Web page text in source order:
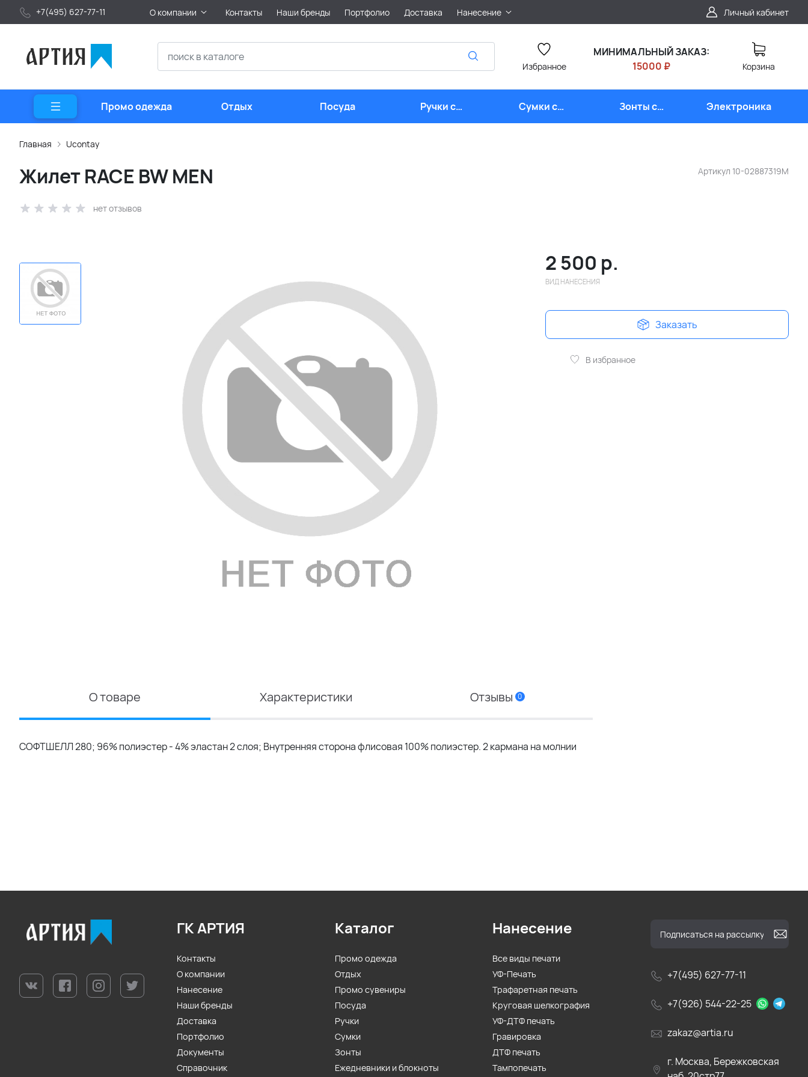
+7(495) 627-77-11 О компании Контакты Наши бренды Портфолио Доставка Нанесение Личный кабинет
Избранное
МИНИМАЛЬНЫЙ ЗАКАЗ:
15000 ₽
Корзина
Промо одежда Отдых Посуда
Ручки с
логотипом
Сумки с
логотипом
Зонты с
логотипом
Электроника
Главная Ucontay
Артикул 10-02887319M
Жилет RACE BW MEN
нет отзывов
2 500 р.
ВИД НАНЕСЕНИЯ
Заказать
В избранное
О товаре Характеристики Отзывы 0
СОФТШЕЛЛ 280; 96% полиэстер - 4% эластан 2 слоя; Внутренняя сторона флисовая 100% полиэстер. 2 кармана на молнии
+7(495) 627-77-11
+7(926) 544-22-25
zakaz@artia.ru
г. Москва, Бережковская
ГК АРТИЯ
Контакты
О компании
Нанесение
Наши бренды
Доставка
Портфолио
Документы
Справочник
Каталог
Промо одежда
Отдых
Промо сувениры
Посуда
Ручки
Сумки
Зонты
Ежедневники и блокноты
Нанесение
Все виды печати
УФ-Печать
Трафаретная печать
Круговая шелкография
УФ-ДТФ печать
Гравировка
ДТФ печать
Тампопечать